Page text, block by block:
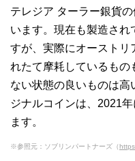
テレジア ターラー銀貨
います。現在も製造さ
すが、実際にオーストリ
れたて摩耗しているもの
ない状態の良いものは高
ジナルコインは、2021
ます。
※参照元：ソブリンパートナーズ（